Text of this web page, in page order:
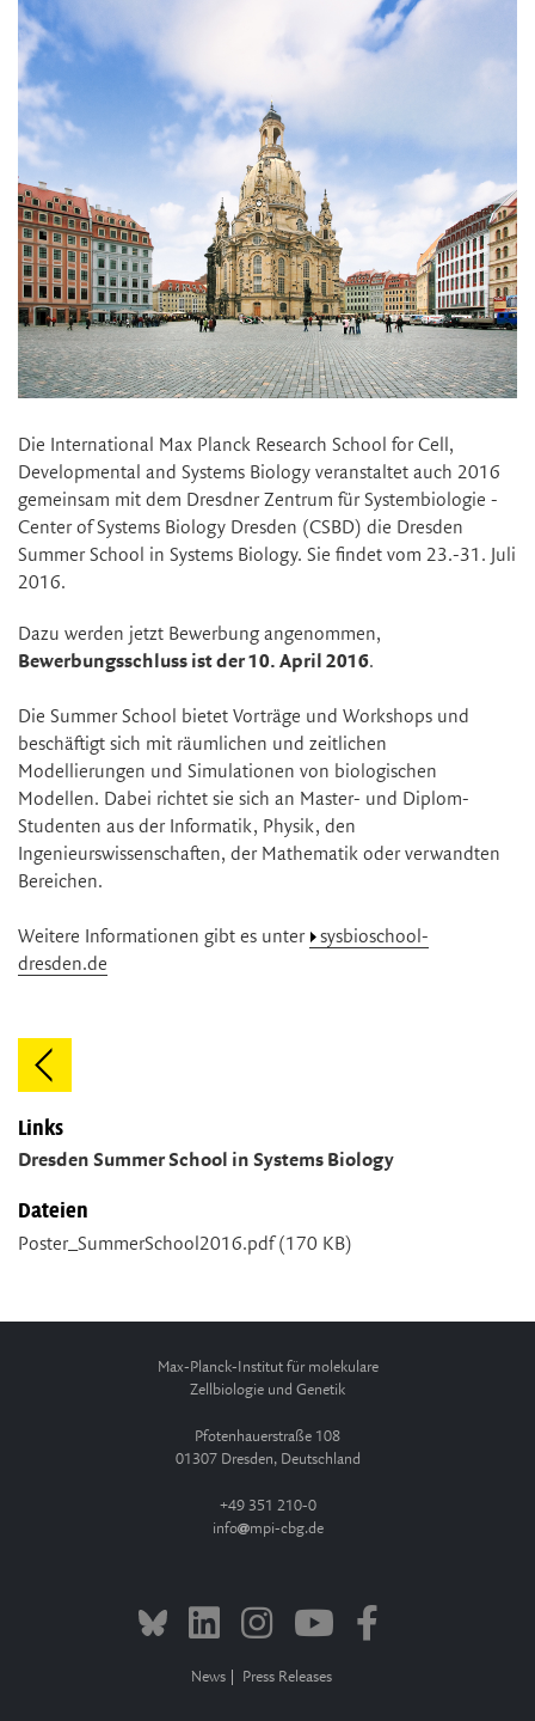
Die International Max Planck Research School for Cell,
Developmental and Systems Biology veranstaltet auch 2016
gemeinsam mit dem Dresdner Zentrum für Systembiologie -
Center of Systems Biology Dresden (CSBD) die Dresden
Summer School in Systems Biology. Sie findet vom 23.-31. Juli
2016.
Dazu werden jetzt Bewerbung angenommen,
Bewerbungsschluss ist der 10. April 2016.
Die Summer School bietet Vorträge und Workshops und
beschäftigt sich mit räumlichen und zeitlichen
Modellierungen und Simulationen von biologischen
Modellen. Dabei richtet sie sich an Master- und Diplom-
Studenten aus der Informatik, Physik, den
Ingenieurswissenschaften, der Mathematik oder verwandten
Bereichen.
Weitere Informationen gibt es unter
sysbioschool-
dresden.de
Links
Dresden Summer School in Systems Biology
Dateien
Poster_SummerSchool2016.pdf(170 KB)
Max-Planck-Institut für molekulare
Zellbiologie und Genetik
Pfotenhauerstraße 108
01307 Dresden, Deutschland
+49 351 210-0
info
mpi-cbg.de
News Press Releases